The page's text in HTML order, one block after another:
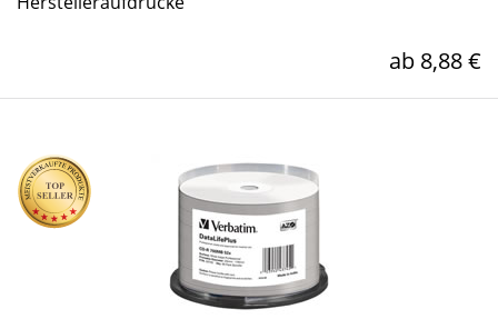
ab 8,88 €